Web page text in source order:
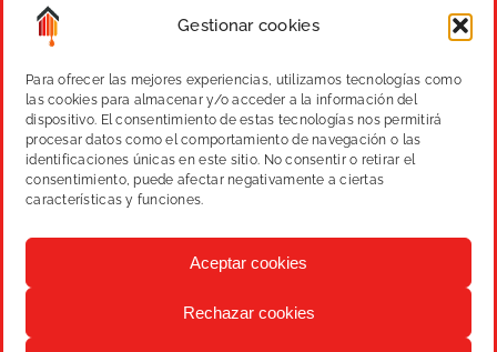
Gestionar cookies
Para ofrecer las mejores experiencias, utilizamos tecnologías como
las cookies para almacenar y/o acceder a la información del
dispositivo. El consentimiento de estas tecnologías nos permitirá
procesar datos como el comportamiento de navegación o las
identificaciones únicas en este sitio. No consentir o retirar el
consentimiento, puede afectar negativamente a ciertas
características y funciones.
Aceptar cookies
Rechazar cookies